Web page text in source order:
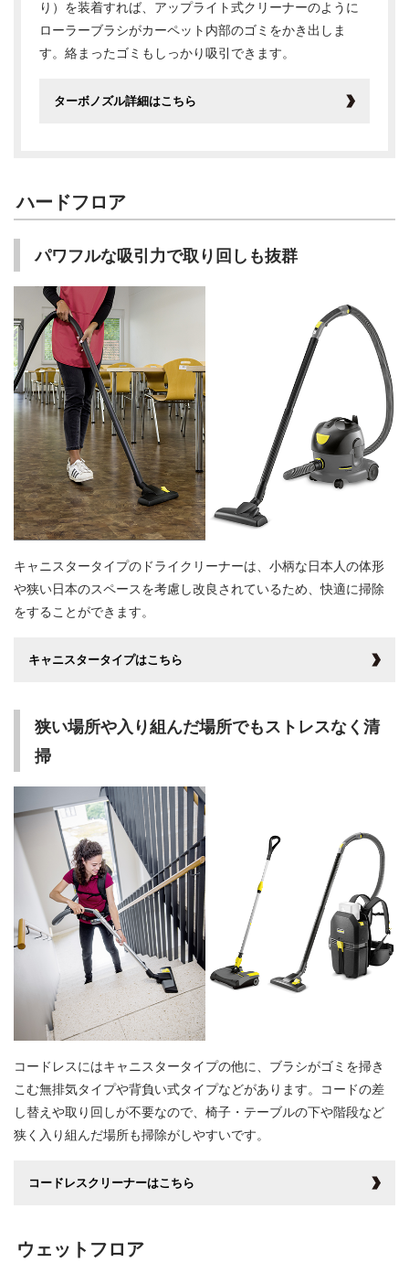
り）を装着すれば、アップライト式クリーナーのように
ローラーブラシがカーペット内部のゴミをかき出しま
す。絡まったゴミもしっかり吸引できます。
ターボノズル詳細はこちら
ハードフロア
パワフルな吸引力で取り回しも抜群
キャニスタータイプのドライクリーナーは、小柄な日本人の体形
や狭い日本のスペースを考慮し改良されているため、快適に掃除
をすることができます。
キャニスタータイプはこちら
狭い場所や入り組んだ場所でもストレスなく清
掃
コードレスにはキャニスタータイプの他に、ブラシがゴミを掃き
こむ無排気タイプや背負い式タイプなどがあります。コードの差
し替えや取り回しが不要なので、椅子・テーブルの下や階段など
狭く入り組んだ場所も掃除がしやすいです。
コードレスクリーナーはこちら
ウェットフロア